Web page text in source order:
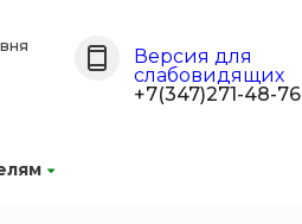
Версия для
слабовидящих
+7(347)271-48-76